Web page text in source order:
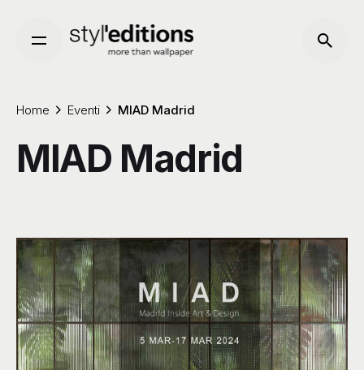
content
Home Eventi MIAD Madrid
MIAD Madrid